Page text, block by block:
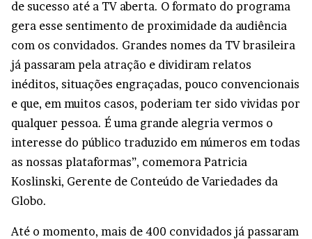
de sucesso até a TV aberta. O formato do programa
gera esse sentimento de proximidade da audiência
com os convidados. Grandes nomes da TV brasileira
já passaram pela atração e dividiram relatos
inéditos, situações engraçadas, pouco convencionais
e que, em muitos casos, poderiam ter sido vividas por
qualquer pessoa. É uma grande alegria vermos o
interesse do público traduzido em números em todas
as nossas plataformas”, comemora Patricia
Koslinski, Gerente de Conteúdo de Variedades da
Globo.
Até o momento, mais de 400 convidados já passaram